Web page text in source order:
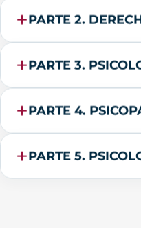
PARTE 2.
PARTE 3.
PARTE 4.
PARTE 5.